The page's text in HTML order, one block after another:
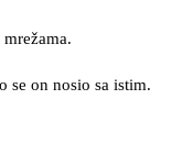
se on nosio sa istim.